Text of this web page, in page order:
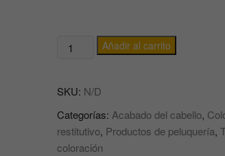
MASCARILLA
PROTECTORA
ACTIVADORA
DEL
COLOR
DEL
Añadir al carrito
SKU: N/D
Categorías: Acabado del cabello,
restitutivo, Productos de peluquería,
coloración